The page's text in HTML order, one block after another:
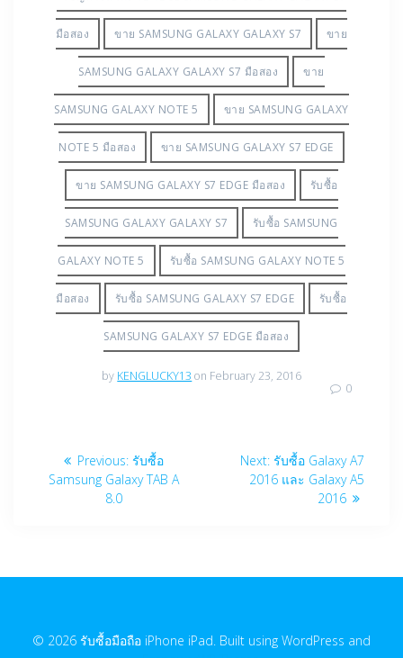
มือสอง ขาย SAMSUNG GALAXY GALAXY S7 ขาย
SAMSUNG GALAXY GALAXY S7 มือสอง ขาย
SAMSUNG GALAXY NOTE 5 ขาย SAMSUNG GALAXY
NOTE 5 มือสอง ขาย SAMSUNG GALAXY S7 EDGE
ขาย SAMSUNG GALAXY S7 EDGE มือสอง รับซื้อ
SAMSUNG GALAXY GALAXY S7 รับซื้อ SAMSUNG
GALAXY NOTE 5 รับซื้อ SAMSUNG GALAXY NOTE 5
มือสอง รับซื้อ SAMSUNG GALAXY S7 EDGE รับซื้อ
SAMSUNG GALAXY S7 EDGE มือสอง
by KENGLUCKY13 on February 23, 2016
0
Post
navigation
Previous: Previous
post:
รับซื้อ
Samsung Galaxy TAB A
8.0
Next: Next
post:
รับซื้อ Galaxy A7
2016 และ Galaxy A5
2016
© 2026 รับซื้อมือถือ iPhone iPad. Built using WordPress and